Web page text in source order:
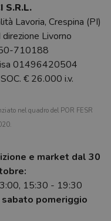
S.R.L.
Lavoria, Crespina (PI)
Livorno
710188
01496420504
€ 26.000 i.v.
nel quadro del POR FESR
e market dal 30
15:30 - 19:30
pomeriggio